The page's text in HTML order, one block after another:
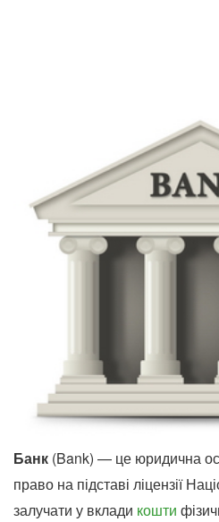
Банк (Bank) — це юридична
право на підставі ліцензії
залучати у вклади кошти